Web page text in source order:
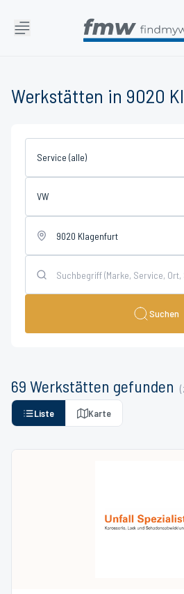
Werkstätten in 9020
Service (alle)
VW
Suchen
69 Werkstätten gefunden
Liste Karte